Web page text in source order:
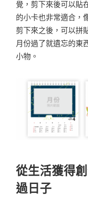
覺，剪下來後可以貼
的小卡也非常適合，
剪下來之後，可以拼
月份過了就遺忘的東
小物。
從生活獲得
過日子